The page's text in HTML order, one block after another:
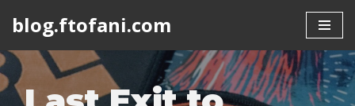
to
content
blog.ftofani.com